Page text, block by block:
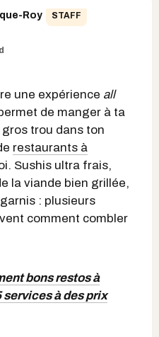
Roy STAFF
une expérience all
de manger à ta
trou dans ton
restaurants à
Sushis ultra frais,
la viande bien grillée,
: plusieurs
comment combler
bons restos à
services à des prix